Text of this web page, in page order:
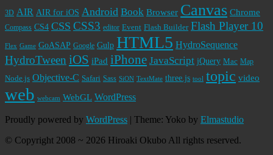
3D AIR AIR for iOS Android Book Browser Canvas Chrome
Compass CS4 CSS CSS3 editor Event Flash Builder Flash Player 10
Flex Game GoASAP Google Gulp HTML5 HydroSequence
HydroTween iOS iPad iPhone JavaScript jQuery Mac Map
Node.js Objective-C Safari Sass SiON TextMate three.js tool topic video
web webcam WebGL WordPress
Proudly powered by WordPress | Theme: Yoko by Elmastudio
© Copyright 2008 ~ 2026 Hiroaki Okubo All rights reserved.